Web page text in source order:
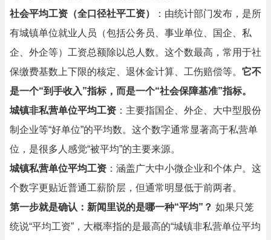
社会平均工资（全口径社平工资）
：由统计部门发布，是所
有城镇单位就业人员（包括公务员、事业单位、国企、私
企、外企等）工资总额除以总人数。这个数最高，常用于社
保缴费基数上下限的核定、退休金计算、工伤赔偿等。 它不
是一个“到手收入”指标，而是一个“社会保障基准”指标。
城镇非私营单位平均工资 ：主要指国企、外企、大中型股份
制企业等“好单位”的平均数。这个数字通常显著高于私营单
位，是很多人感觉“被平均”的主要来源。
城镇私营单位平均工资 ：涵盖广大中小微企业和个体户。这
个数字更贴近普通工薪阶层，但通常明显低于前两者。
第一步就是确认：新闻里说的是哪一种“平均”？ 如果只笼
统说“平均工资”，大概率指的是最高的“城镇非私营单位平均